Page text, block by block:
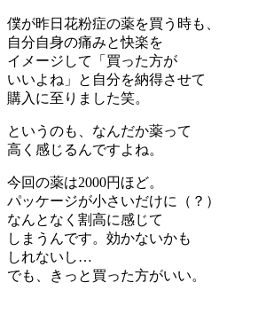
僕が昨日花粉症の薬を買う時も、
自分自身の痛みと快楽を
イメージして「買った方が
いいよね」と自分を納得させて
購入に至りました笑。
というのも、なんだか薬って
高く感じるんですよね。
今回の薬は2000円ほど。
パッケージが小さいだけに（？）
なんとなく割高に感じて
しまうんです。効かないかも
しれないし…
でも、きっと買った方がいい。